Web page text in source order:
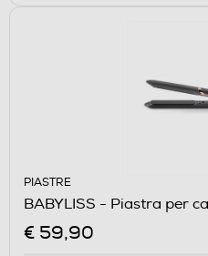
PIASTRE
BABYLISS - Piastra per
€ 59,90